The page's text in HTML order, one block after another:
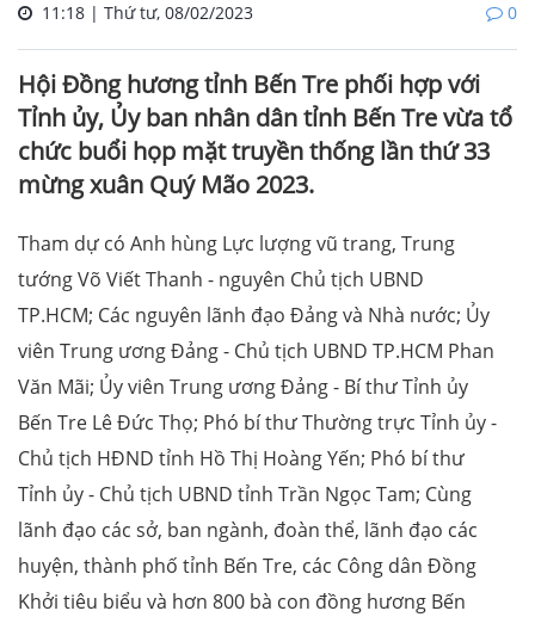
11:18 | Thứ tư, 08/02/2023 0
Hội Đồng hương tỉnh Bến Tre phối hợp với
Tỉnh ủy, Ủy ban nhân dân tỉnh Bến Tre vừa tổ
chức buổi họp mặt truyền thống lần thứ 33
mừng xuân Quý Mão 2023.
Tham dự có Anh hùng Lực lượng vũ trang, Trung
tướng Võ Viết Thanh - nguyên Chủ tịch UBND
TP.HCM; Các nguyên lãnh đạo Đảng và Nhà nước; Ủy
viên Trung ương Đảng - Chủ tịch UBND TP.HCM Phan
Văn Mãi; Ủy viên Trung ương Đảng - Bí thư Tỉnh ủy
Bến Tre Lê Đức Thọ; Phó bí thư Thường trực Tỉnh ủy -
Chủ tịch HĐND tỉnh Hồ Thị Hoàng Yến; Phó bí thư
Tỉnh ủy - Chủ tịch UBND tỉnh Trần Ngọc Tam; Cùng
lãnh đạo các sở, ban ngành, đoàn thể, lãnh đạo các
huyện, thành phố tỉnh Bến Tre, các Công dân Đồng
Khởi tiêu biểu và hơn 800 bà con đồng hương Bến